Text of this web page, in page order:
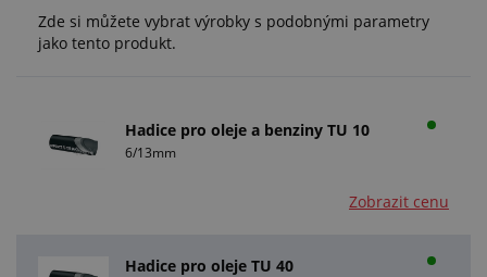
Zde si můžete vybrat výrobky s podobnými parametry
jako tento produkt.
Hadice pro oleje a benziny TU 10
6/13mm
Zobrazit cenu
Hadice pro oleje TU 40